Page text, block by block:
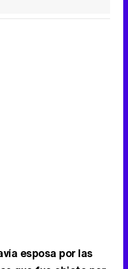
esposa por las